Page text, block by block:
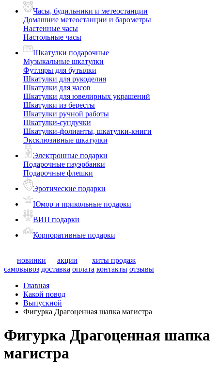
Часы, будильники и метеостанции
Домашние метеостанции и барометры
Настенные часы
Настольные часы
Шкатулки подарочные
Музыкальные шкатулки
Футляры для бутылки
Шкатулки для рукоделия
Шкатулки для часов
Шкатулки для ювелирных украшений
Шкатулки из бересты
Шкатулки ручной работы
Шкатулки-сундучки
Шкатулки-фолианты, шкатулки-книги
Эксклюзивные шкатулки
Электронные подарки
Подарочные пауэрбанки
Подарочные флешки
Эротические подарки
Юмор и прикольные подарки
ВИП подарки
Корпоративные подарки
новинки акции
хиты продаж
самовывоз доставка оплата контакты отзывы
Главная
Какой повод
Выпускной
Фигурка Драгоценная шапка магистра
Фигурка Драгоценная шапка
магистра